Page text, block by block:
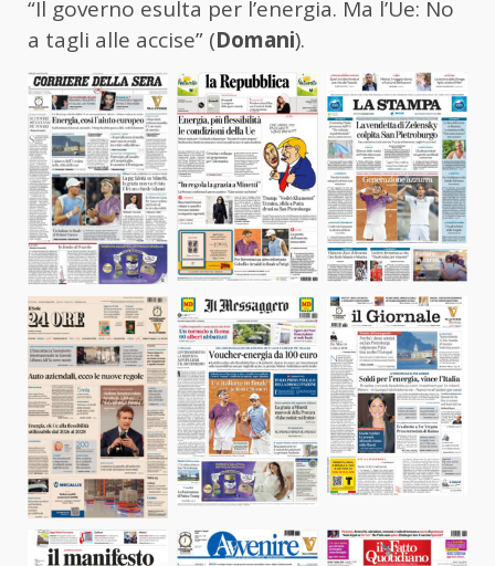
“Il governo esulta per l’energia. Ma l’Ue: No
a tagli alle accise” (Domani).